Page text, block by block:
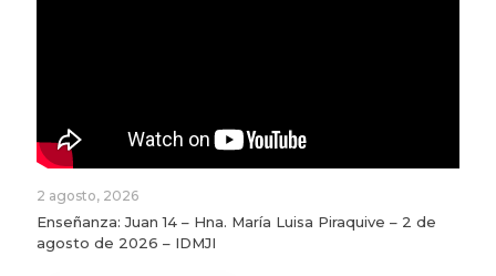
2 agosto, 2026
Enseñanza: Juan 14 – Hna. María Luisa Piraquive – 2 de
agosto de 2026 – IDMJI